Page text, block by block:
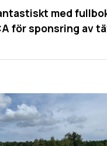
med
för sponsring av